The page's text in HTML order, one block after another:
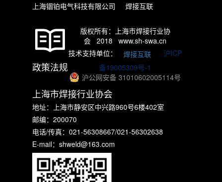
上海锢铂电气科技有限公司
焊接互联
政策法规
版权所有：上海市焊接行业协
会 2018 www.sh-swa.cn
技术支持单位：
焊接互联
沪ICP
备19005309号-1
沪公网安备 31010602005114号
上海市焊接行业协会
地址：上海市静安区中兴路960号6楼402室
邮编：200070
电话/传真：021-56308667/021-56302638
E-mail：shweld@163.com